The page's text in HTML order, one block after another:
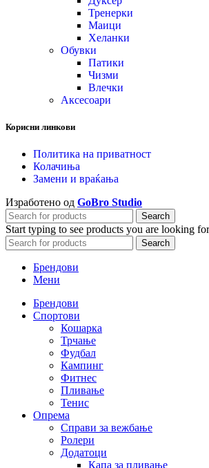
Тренерки
Маици
Хеланки
Обувки
Патики
Чизми
Влечки
Аксесоари
Корисни линкови
Политика на приватност
Колачиња
Замени и враќања
Изработено од GoBro Studio
Search
Start typing to see products you are looking
Search
Брендови
Мени
Брендови
Спортови
Кошарка
Трчање
Фудбал
Кампинг
Фитнес
Пливање
Тенис
Опрема
Справи за вежбање
Ролери
Додатоци
Капа за пливање